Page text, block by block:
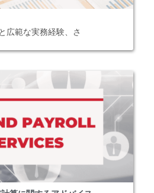
広範な実務経験、さ